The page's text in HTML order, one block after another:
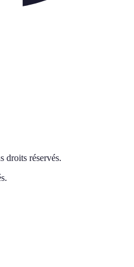
droits réservés.